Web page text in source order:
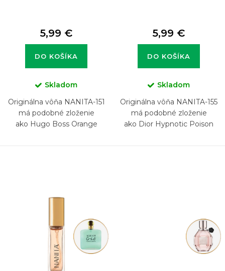
5,99 €
DO KOŠÍKA
Skladom
Originálna vôňa NANITA-151
má podobné zloženie
ako Hugo Boss Orange
5,99 €
DO KOŠÍKA
Skladom
Originálna vôňa NANITA-155
má podobné zloženie
ako Dior Hypnotic Poison